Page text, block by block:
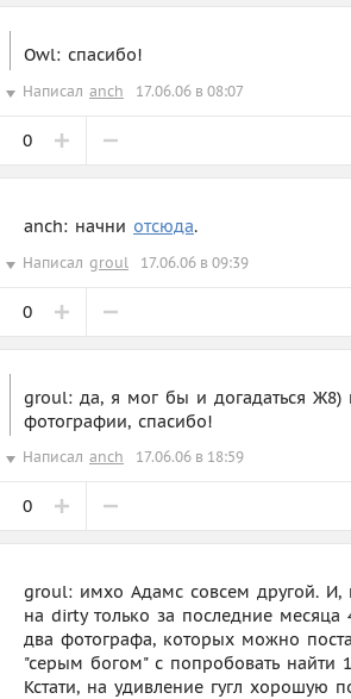
Owl: спасибо!
Написал anch 17.06.06 в 08:07
0
anch: начни отсюда.
Написал groul 17.06.06 в 09:39
0
groul: да, я мог бы и догадаться Ж8)
фотографии, спасибо!
Написал anch 17.06.06 в 18:59
0
groul: имхо Адамс совсем другой. И,
на dirty только за последние
два фотографа, которых можно
"серым богом" с попробовать найти
Кстати, на удивление гугл хорошую